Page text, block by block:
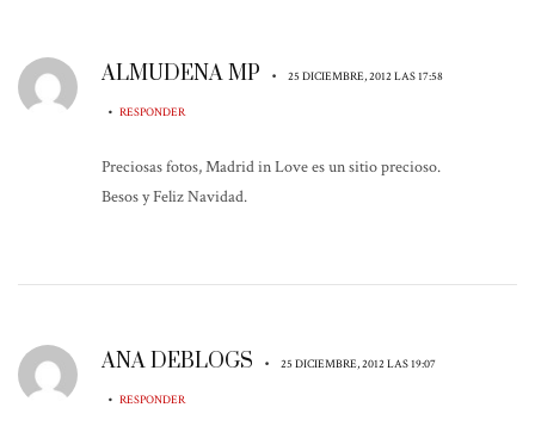
ALMUDENA MP • 25 DICIEMBRE, 2012 LAS 17:58
• RESPONDER
Preciosas fotos, Madrid in Love es un sitio precioso.
Besos y Feliz Navidad.
ANA DEBLOGS • 25 DICIEMBRE, 2012 LAS 19:07
• RESPONDER